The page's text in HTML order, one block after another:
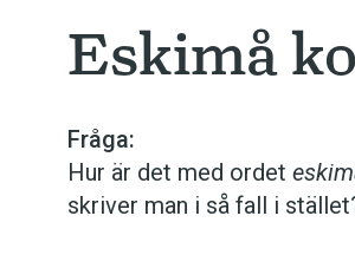
Eskimå
Fråga:
Hur är det med ordet
skriver man i så fall i